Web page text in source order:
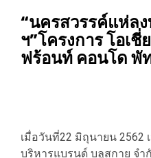
“นครสวรรค์แห่ล
ฯ”โครงการ โอเ
ฟร้อนท์ คอนโด พั
เมื่อวันที่22 มิถุนายน 2562
บริหารแบรนด์ บลูสกาย จำ